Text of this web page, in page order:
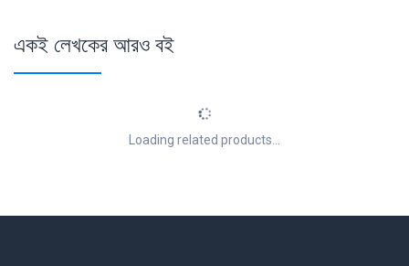
একই লেখকের আরও বই
Loading related products...